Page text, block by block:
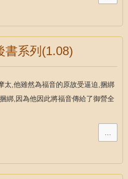
書系列(1.08)
太,他雖然為福音的原故受逼迫,捆綁
綁,因為他因此將福音傳給了御營全
…